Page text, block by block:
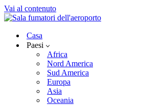
Vai al contenuto
Casa
Paesi
Africa
Nord America
Sud America
Europa
Asia
Oceania